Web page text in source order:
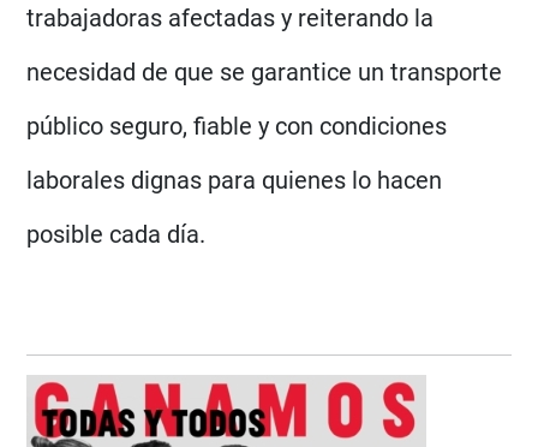
trabajadoras afectadas y reiterando la
necesidad de que se garantice un transporte
público seguro, fiable y con condiciones
laborales dignas para quienes lo hacen
posible cada día.